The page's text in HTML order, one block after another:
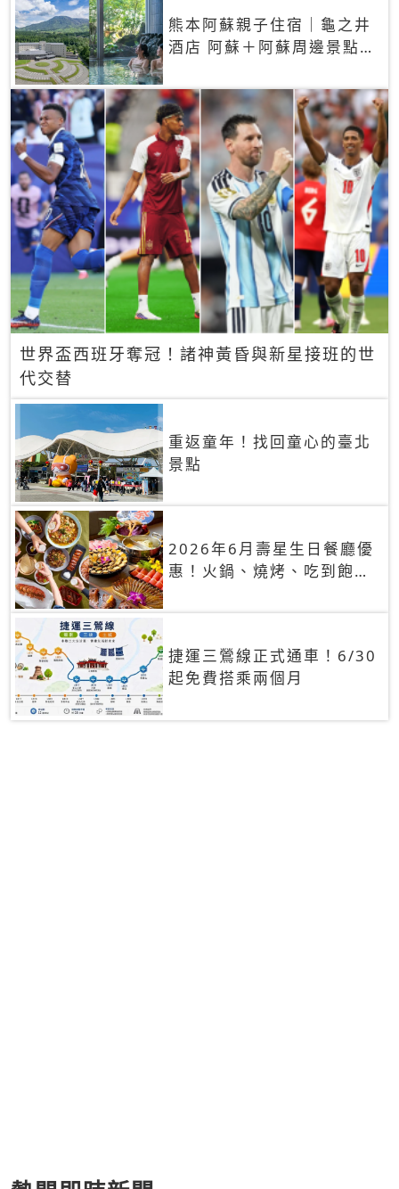
熊本阿蘇親子住宿｜龜之井
酒店 阿蘇＋阿蘇周邊景點一
世界盃西班牙奪冠！諸神黃昏與新星接班的世
代交替
重返童年！找回童心的臺北
景點
2026年6月壽星生日餐廳優
惠！火鍋、燒烤、吃到飽，
捷運三鶯線正式通車！6/30
起免費搭乘兩個月